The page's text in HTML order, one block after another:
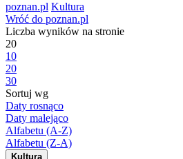
poznan.pl Kultura
Wróć do poznan.pl
Liczba wyników na stronie
20
10
20
30
Sortuj wg
Daty rosnąco
Daty malejąco
Alfabetu (A-Z)
Alfabetu (Z-A)
Kultura